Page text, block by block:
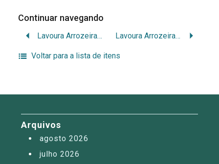
Continuar navegando
Lavoura Arrozeira – IRGA: número 445, 2008 Lavoura Arrozeira – IRGA: número 447, 2008
Voltar para a lista de itens
Arquivos
agosto 2026
julho 2026